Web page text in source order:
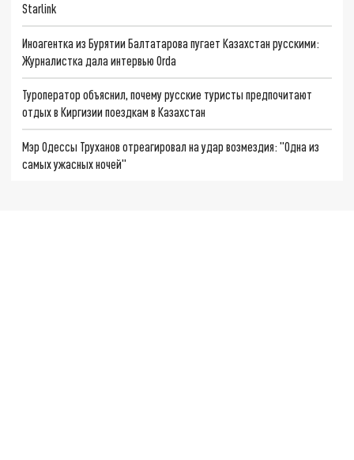
Starlink
Иноагентка из Бурятии Балтатарова пугает Казахстан русскими:
Журналистка дала интервью Orda
Туроператор объяснил, почему русские туристы предпочитают
отдых в Киргизии поездкам в Казахстан
Мэр Одессы Труханов отреагировал на удар возмездия: "Одна из
самых ужасных ночей"